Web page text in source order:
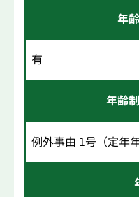
年
有
年齢
例外事由 1号（定年年